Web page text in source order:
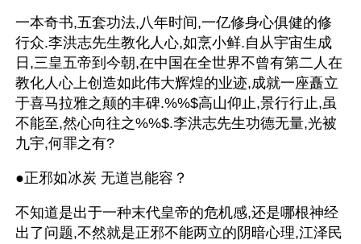
一本奇书,五套功法,八年时间,一亿修身心俱健的修
行众.李洪志先生教化人心,如烹小鲜.自从宇宙生成
日,三皇五帝到今朝,在中国在全世界不曾有第二人在
教化人心上创造如此伟大辉煌的业迹,成就一座矗立
于喜马拉雅之颠的丰碑.%%$高山仰止,景行行止,虽
不能至,然心向往之%%$.李洪志先生功德无量,光被
九宇,何罪之有?
●正邪如冰炭 无道岂能容？
不知道是出于一种末代皇帝的危机感,还是哪根神经
出了问题,不然就是正邪不能两立的阴暗心理,江泽民